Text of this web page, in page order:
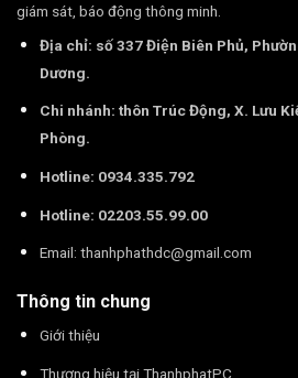
giám sát, báo động thông minh.
Địa chỉ: số 337 Điện Biên Phủ,
Dương.
Chi nhánh: thôn Trúc Động, X. Lưu
Phòng.
Hotline: 0934.335.792
Hotline: 02203.55.99.00
Email: thanhphathdc@gmail.com
Thông tin chung
Giới thiệu
Thương hiệu tại ThanhphatPC